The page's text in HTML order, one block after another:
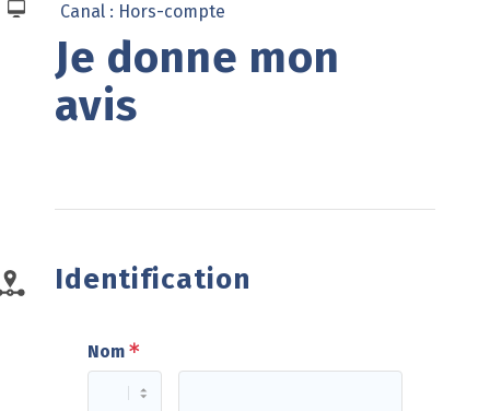
Canal : Hors-compte
Je donne mon
avis
Identification
Nom